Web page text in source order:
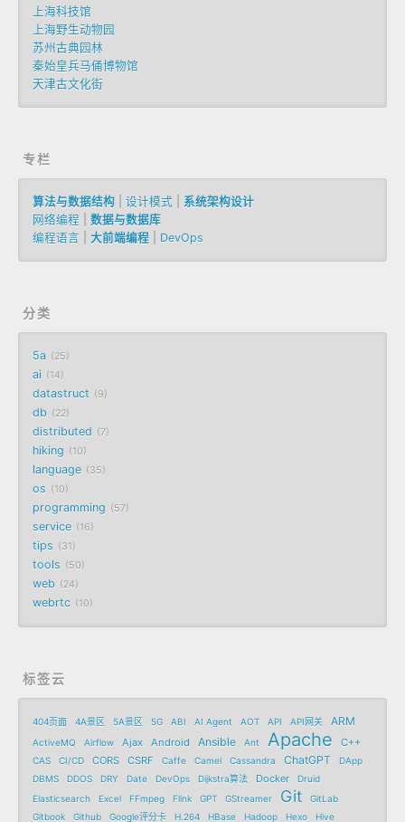
上海科技馆
上海野生动物园
苏州古典园林
秦始皇兵马俑博物馆
天津古文化街
专栏
算法与数据结构 设计模式
系统架构设计
网络编程
数据与数据库
编程语言
大前端编程 DevOps
分类
5a 25
ai 14
datastruct 9
db 22
distributed 7
hiking 10
language 35
os 10
programming 57
service 16
tips 31
tools 50
web 24
webrtc 10
标签云
404页面 4A景区 5A景区 5G ABI AI Agent AOT API API网关 ARM
ActiveMQ Airflow Ajax Android Ansible Ant Apache C++
CAS CI/CD CORS CSRF Caffe Camel Cassandra ChatGPT
DApp
DBMS
DDOS DRY Date DevOps Dijkstra算法 Docker
Druid
Elasticsearch
Excel FFmpeg Flink GPT GStreamer Git
GitLab
Gitbook
Github Google评分卡 H.264 HBase Hadoop Hexo
Hive